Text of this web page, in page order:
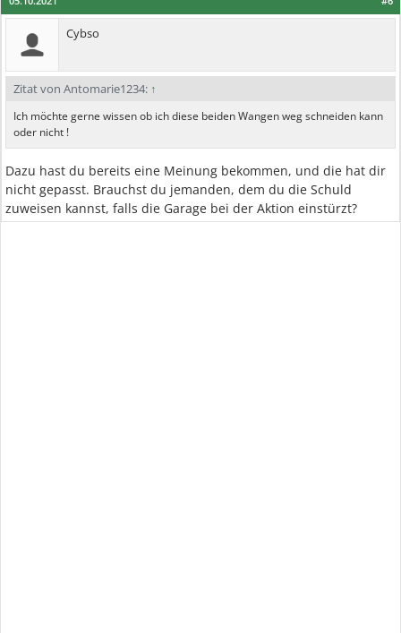
Cybso
Zitat von Antomarie1234: ↑
Ich möchte gerne wissen ob ich diese beiden Wangen weg schneiden kann
oder nicht !
Dazu hast du bereits eine Meinung bekommen, und die hat dir
nicht gepasst. Brauchst du jemanden, dem du die Schuld
zuweisen kannst, falls die Garage bei der Aktion einstürzt?